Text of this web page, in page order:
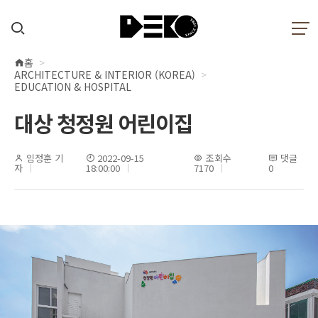
현
재
치
홈
ARCHITECTURE & INTERIOR (KOREA)
EDUCATION & HOSPITAL
대상 청정원 어린이집
임정훈 기
자
2022-09-15
18:00:00
조회수
7170
댓글
0